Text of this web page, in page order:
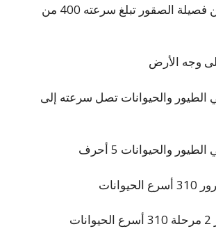
أسرع مخلوق من فصيلة الصقور تبلغ سرعته 400 من
وجه الأرض
والحيوانات تصل سرعته إلى
والحيوانات 5 أحرف